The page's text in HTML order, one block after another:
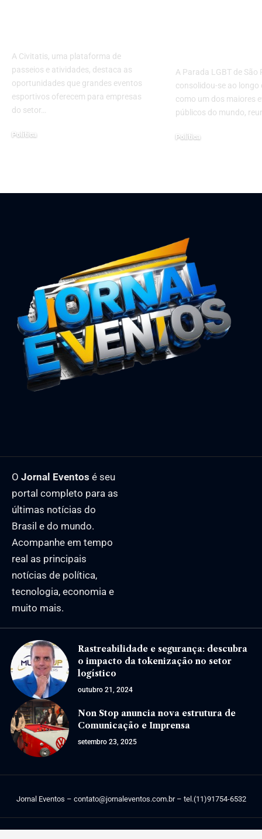
A Civitatis, uma plataforma de
passeios e atividades, destaca as
oportunidades que grandes eventos
esportivos oferecem para empresas
do setor…
Política
A Parada LGBT de São
consolidou-se ao longo
como um dos maiores
públicos do mundo,
Política
O Jornal Eventos é seu
portal completo para as
últimas notícias do
Brasil e do mundo.
Acompanhe em tempo
real as principais
notícias de política,
tecnologia, economia e
muito mais.
Rastreabilidade e segurança: descubra
o impacto da tokenização no setor
logístico
outubro 21, 2024
Non Stop anuncia nova estrutura de
Comunicação e Imprensa
setembro 23, 2025
Jornal Eventos – contato@jornaleventos.com.br– tel.(11)91754-6532